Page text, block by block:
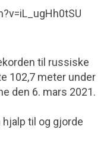
til russiske
102,7 meter under
den 6. mars 2021.
til og gjorde